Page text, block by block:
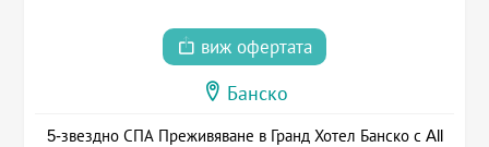
виж офертата
Банско
5-звездно СПА Преживяване в Гранд Хотел Банско с All